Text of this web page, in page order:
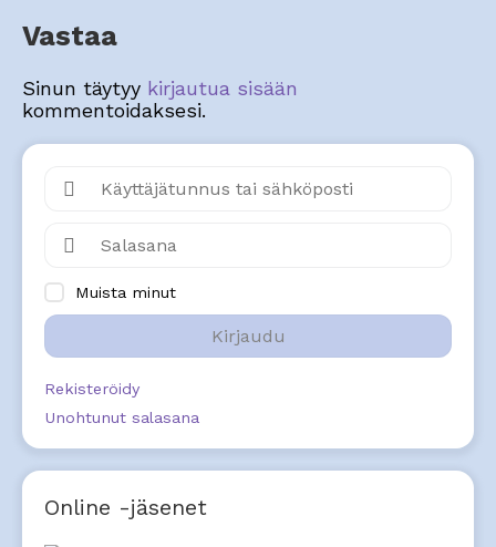
Muista minut
Kirjaudu
Rekisteröidy
Unohtunut salasana
Online -jäsenet
Vastaa
Sinun täytyy kirjautua sisään
kommentoidaksesi.